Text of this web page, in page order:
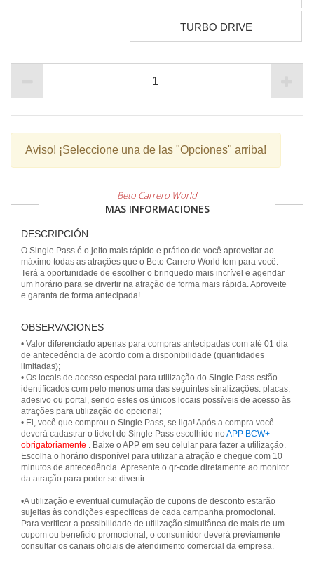
TURBO DRIVE
Aviso! ¡Seleccione una de las "Opciones" arriba!
Beto Carrero World
MAS INFORMACIONES
DESCRIPCIÓN
O Single Pass é o jeito mais rápido e prático de você aproveitar ao
máximo todas as atrações que o Beto Carrero World tem para você.
Terá a oportunidade de escolher o brinquedo mais incrível e agendar
um horário para se divertir na atração de forma mais rápida. Aproveite
e garanta de forma antecipada!
OBSERVACIONES
• Valor diferenciado apenas para compras antecipadas com até 01 dia
de antecedência de acordo com a disponibilidade (quantidades
limitadas);
• Os locais de acesso especial para utilização do Single Pass estão
identificados com pelo menos uma das seguintes sinalizações: placas,
adesivo ou portal, sendo estes os únicos locais possíveis de acesso às
atrações para utilização do opcional;
• Ei, você que comprou o Single Pass, se liga! Após a compra você
deverá cadastrar o ticket do Single Pass escolhido no APP BCW+
obrigatoriamente . Baixe o APP em seu celular para fazer a utilização.
Escolha o horário disponível para utilizar a atração e chegue com 10
minutos de antecedência. Apresente o qr-code diretamente ao monitor
da atração para poder se divertir.
•A utilização e eventual cumulação de cupons de desconto estarão
sujeitas às condições específicas de cada campanha promocional.
Para verificar a possibilidade de utilização simultânea de mais de um
cupom ou benefício promocional, o consumidor deverá previamente
consultar os canais oficiais de atendimento comercial da empresa.